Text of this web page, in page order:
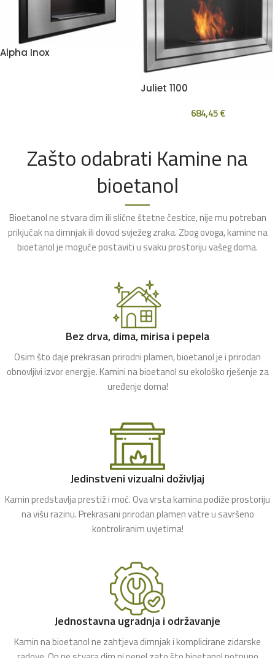
Alpha Inox
Juliet 1100
684,45€
Zašto odabrati Kamine na
bioetanol
Bioetanol ne stvara dim ili slične štetne čestice, nije mu potreban
prikjučak na dimnjak ili dovod svježeg zraka. Zbog ovoga, kamine na
bioetanol je moguće postaviti u svaku prostoriju vašeg doma.
Bez drva, dima, mirisa i pepela
Osim što daje prekrasan prirodni plamen, bioetanol je i prirodan
obnovljivi izvor energije. Kamini na bioetanol su ekološko rješenje za
uređenje doma!
Jedinstveni vizualni doživljaj
Kamin predstavlja prestiž i moć. Ova vrsta kamina podiže prostoriju
na višu razinu. Prekrasani prirodan plamen vatre u savršeno
kontroliranim uvjetima!
Jednostavna ugradnja i održavanje
Kamin na bioetanol ne zahtjeva dimnjak i komplicirane zidarske